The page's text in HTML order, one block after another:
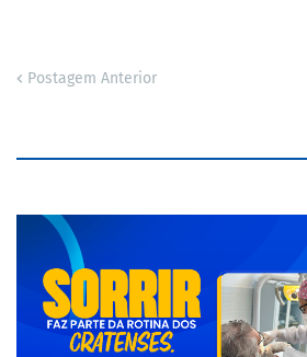
Postagem Anterior